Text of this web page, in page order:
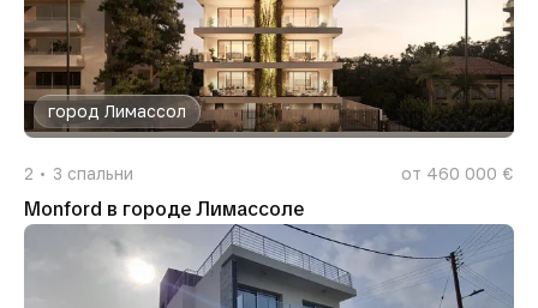
город Лимассол
2 3 спальни от 460 000 €
Monford в городе Лимассоле